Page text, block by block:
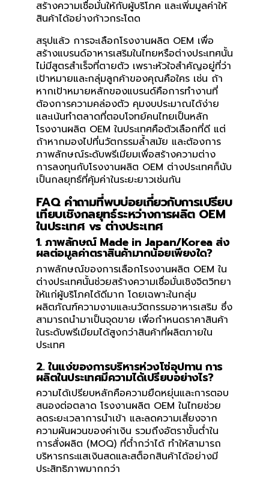
สร้างความเชื่อมั่นให้กับผู้บริโภค และเพิ่มมูลค่าให้
สินค้าได้อย่างก้าวกระโดด
สรุปแล้ว การจะเลือกโรงงานผลิต OEM เพื่อ
สร้างแบรนด์อาหารเสริมในไทยหรือต่างประเทศนั้น
ไม่มีสูตรสำเร็จที่ตายตัว เพราะหัวใจสำคัญอยู่ที่ว่า
เป้าหมายและกลุ่มลูกค้าของคุณคือใคร เช่น ถ้า
หากเป้าหมายหลักของแบรนด์คือการทำงานที่
ต้องการความคล่องตัว คุมงบประมาณได้ง่าย
และเน้นทำตลาดที่ตอบโจทย์คนไทยเป็นหลัก
โรงงานผลิต OEM ในประเทศคือตัวเลือกที่ดี แต่
ถ้าหากมองไปที่นวัตกรรมล้ำสมัย และต้องการ
ภาพลักษณ์ระดับพรีเมียมเพื่อสร้างความต่าง
การลงทุนกับโรงงานผลิต OEM ต่างประเทศก็นับ
เป็นกลยุทธ์ที่คุ้มค่าในระยะยาวเช่นกัน
FAQ คำถามที่พบบ่อยเกี่ยวกับการเปรียบ
เทียบเชิงกลยุทธ์ระหว่างการผลิต OEM
ในประเทศ vs ต่างประเทศ
1. ภาพลักษณ์ Made in Japan/Korea ส่ง
ผลต่อมูลค่าตราสินค้ามากน้อยเพียงใด?
ภาพลักษณ์ของการเลือกโรงงานผลิต OEM ใน
ต่างประเทศนั้นช่วยสร้างความเชื่อมั่นเชิงจิตวิทยา
ให้แก่ผู้บริโภคได้ดีมาก โดยเฉพาะในกลุ่ม
ผลิตภัณฑ์ความงามและนวัตกรรมอาหารเสริม ซึ่ง
สามารถนำมาเป็นจุดขาย เพื่อกำหนดราคาสินค้า
ในระดับพรีเมียมได้สูงกว่าสินค้าที่ผลิตภายใน
ประเทศ
2. ในแง่ของการบริหารห่วงโซ่อุปทาน การ
ผลิตในประเทศมีความได้เปรียบอย่างไร?
ความได้เปรียบหลักคือความยืดหยุ่นและการตอบ
สนองต่อตลาด โรงงานผลิต OEM ในไทยช่วย
ลดระยะเวลาการนำเข้า และลดความเสี่ยงจาก
ความผันผวนของค่าเงิน รวมถึงอัตราขั้นต่ำใน
การสั่งผลิต (MOQ) ที่ต่ำกว่าได้ ทำให้สามารถ
บริหารกระแสเงินสดและสต็อกสินค้าได้อย่างมี
ประสิทธิภาพมากกว่า